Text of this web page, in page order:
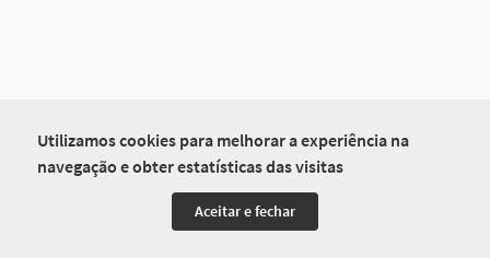
Utilizamos cookies para melhorar a experiência na
navegação e obter estatísticas das visitas
Aceitar e fechar